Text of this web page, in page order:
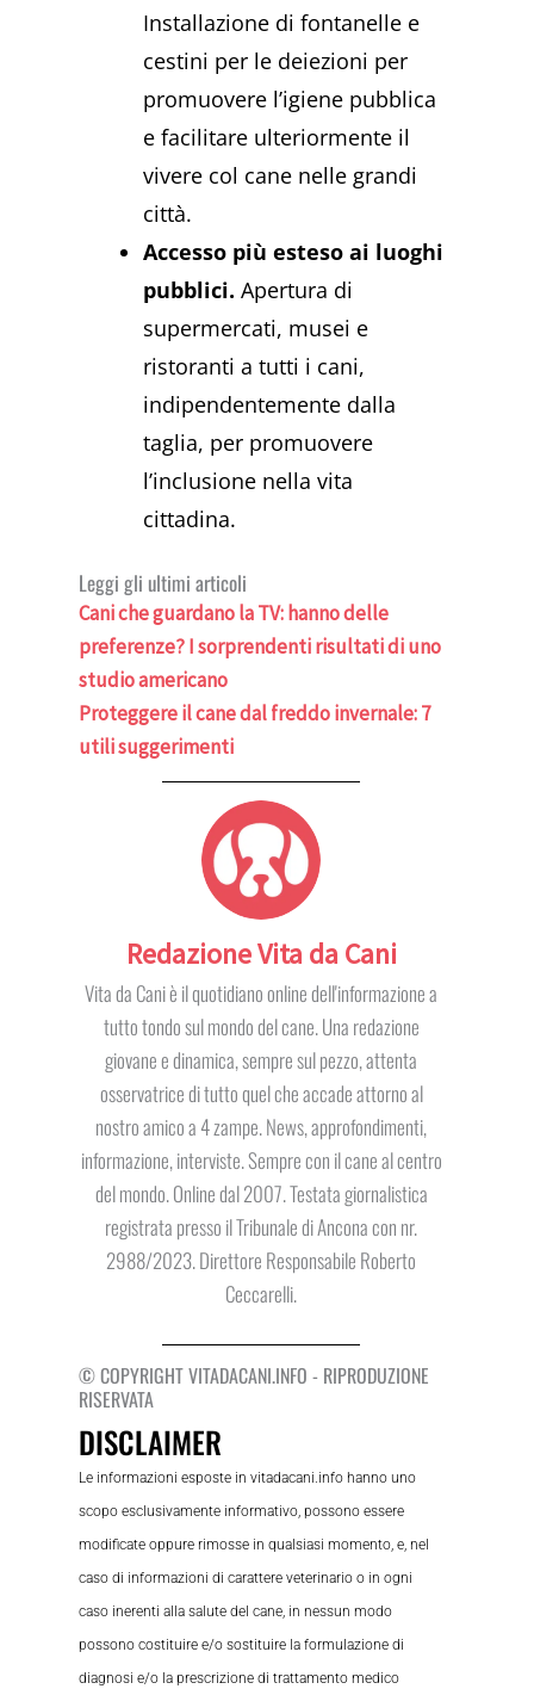
Installazione di fontanelle e
cestini per le deiezioni per
promuovere l’igiene pubblica
e facilitare ulteriormente il
vivere col cane nelle grandi
città.
Accesso più esteso ai luoghi
pubblici. Apertura di
supermercati, musei e
ristoranti a tutti i cani,
indipendentemente dalla
taglia, per promuovere
l’inclusione nella vita
cittadina.
Leggi gli ultimi articoli
Cani che guardano la TV: hanno delle
preferenze? I sorprendenti risultati di uno
studio americano
Proteggere il cane dal freddo invernale: 7
utili suggerimenti
Redazione Vita da Cani
Vita da Cani è il quotidiano online dell'informazione a
tutto tondo sul mondo del cane. Una redazione
giovane e dinamica, sempre sul pezzo, attenta
osservatrice di tutto quel che accade attorno al
nostro amico a 4 zampe. News, approfondimenti,
informazione, interviste. Sempre con il cane al centro
del mondo. Online dal 2007. Testata giornalistica
registrata presso il Tribunale di Ancona con nr.
2988/2023. Direttore Responsabile Roberto
Ceccarelli.
© COPYRIGHT VITADACANI.INFO - RIPRODUZIONE
RISERVATA
DISCLAIMER
Le informazioni esposte in vitadacani.info hanno uno
scopo esclusivamente informativo, possono essere
modificate oppure rimosse in qualsiasi momento, e, nel
caso di informazioni di carattere veterinario o in ogni
caso inerenti alla salute del cane, in nessun modo
possono costituire e/o sostituire la formulazione di
diagnosi e/o la prescrizione di trattamento medico